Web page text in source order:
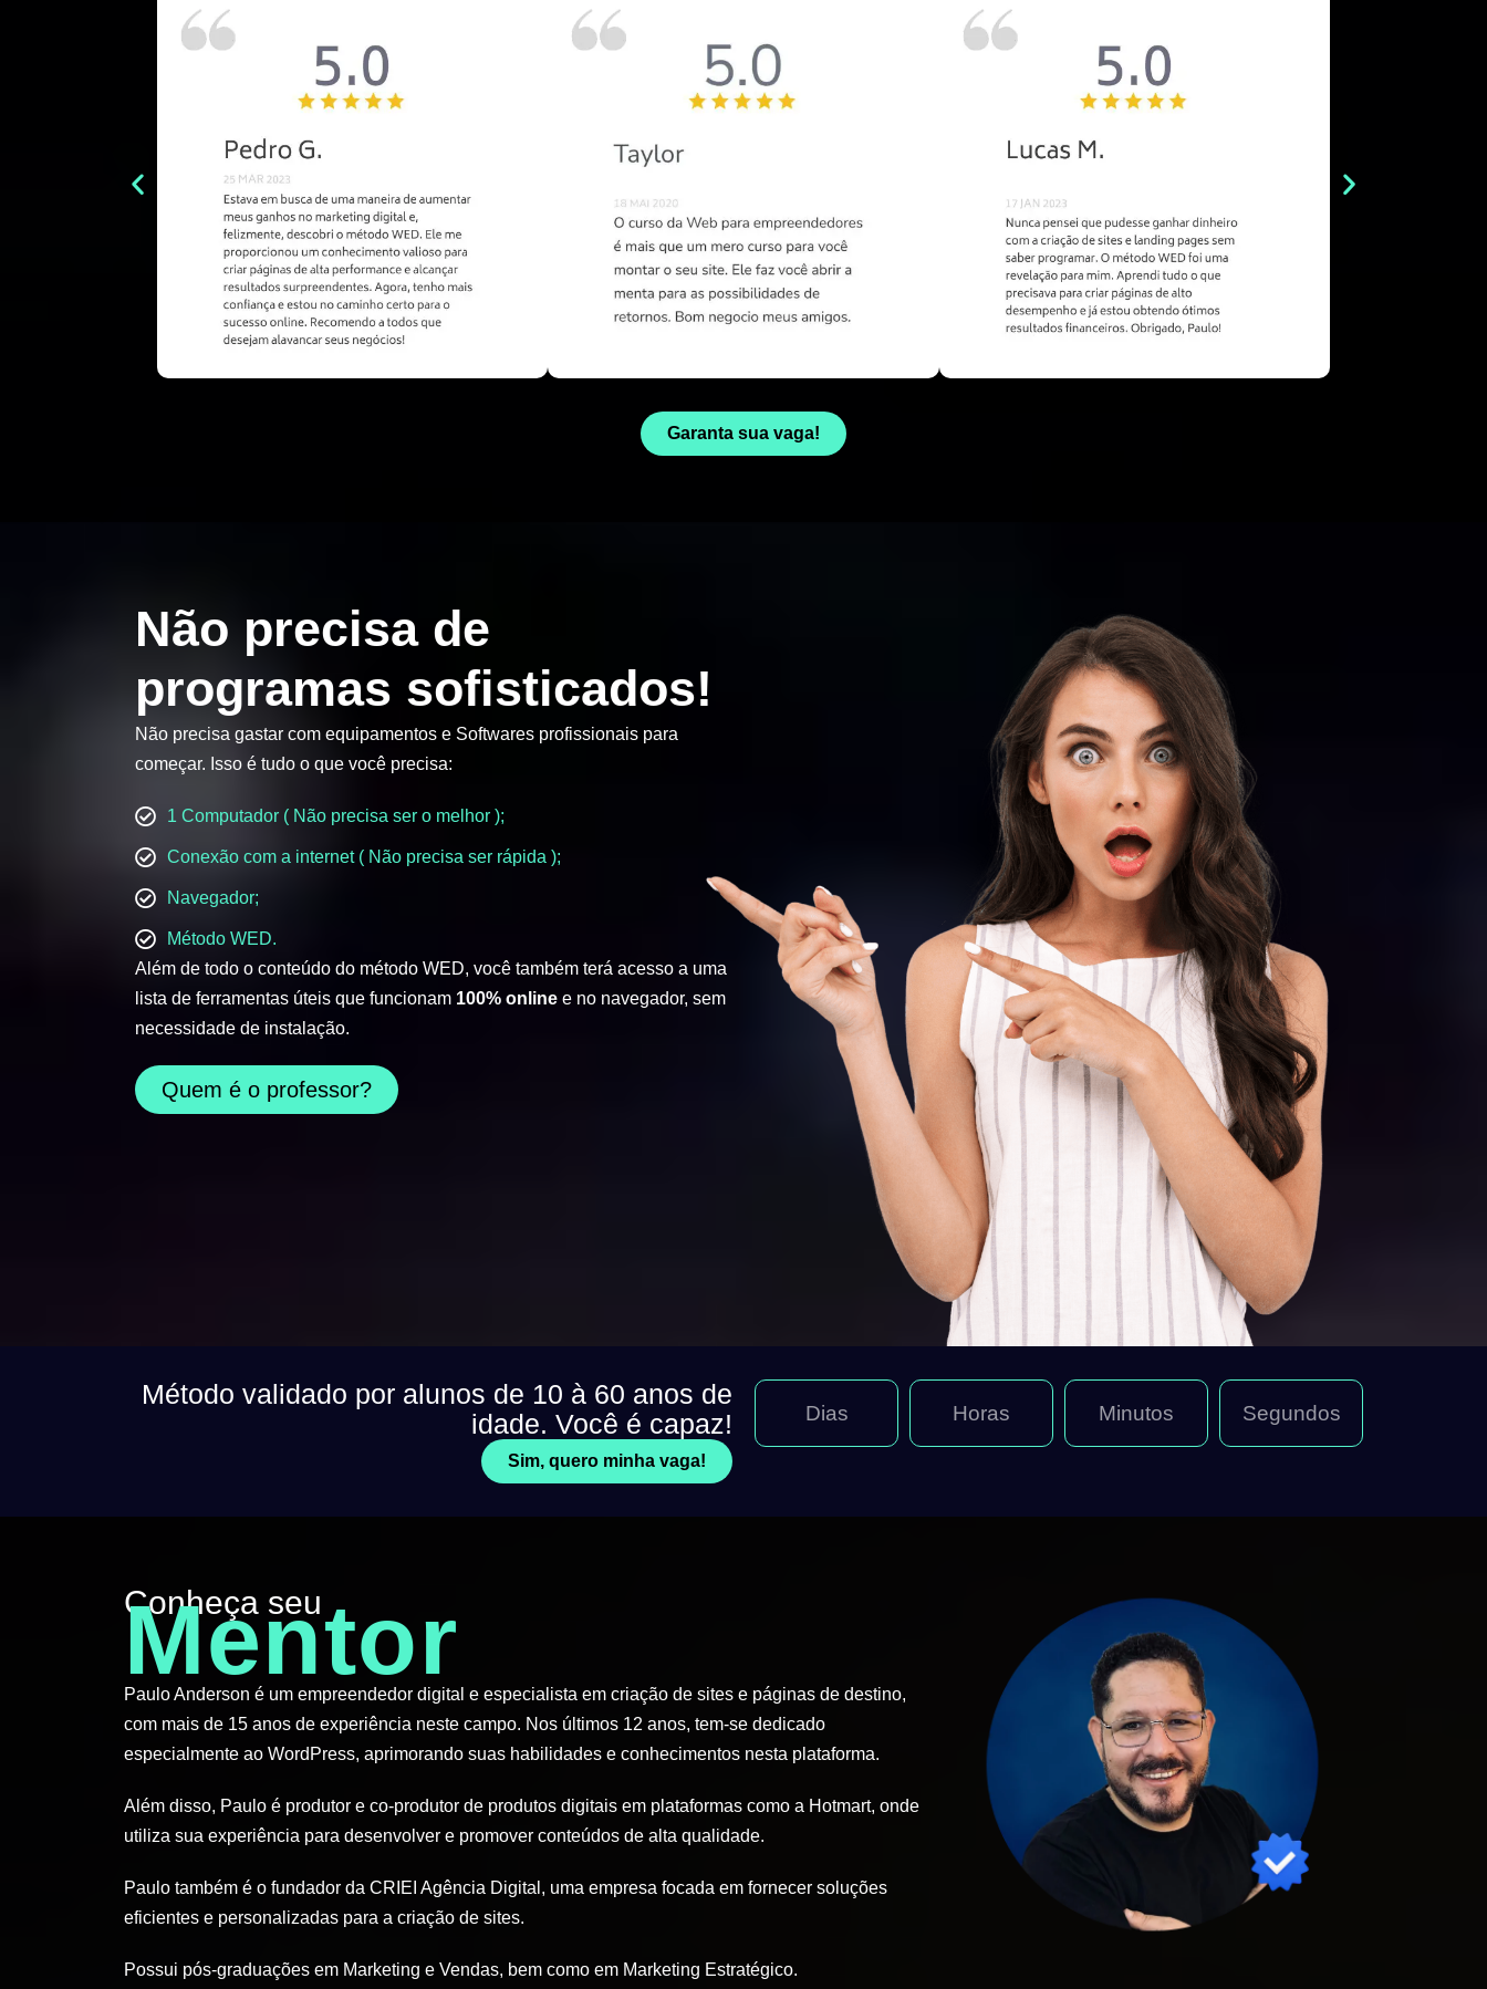
Garanta sua vaga!
Não precisa de
programas sofisticados!
Não precisa gastar com equipamentos e Softwares profissionais para
começar. Isso é tudo o que você precisa:
1 Computador ( Não precisa ser o melhor );
Conexão com a internet ( Não precisa ser rápida );
Navegador;
Método WED.
Além de todo o conteúdo do método WED, você também terá acesso a uma
lista de ferramentas úteis que funcionam 100% online e no navegador, sem
necessidade de instalação.
Quem é o professor?
Método validado por alunos de 10 à 60 anos de
idade. Você é capaz!
Sim, quero minha vaga!
Dias Horas Minutos Segundos
Conheça seu
Mentor
Paulo Anderson é um empreendedor digital e especialista em criação de sites e páginas de destino,
com mais de 15 anos de experiência neste campo. Nos últimos 12 anos, tem-se dedicado
especialmente ao WordPress, aprimorando suas habilidades e conhecimentos nesta plataforma.
Além disso, Paulo é produtor e co-produtor de produtos digitais em plataformas como a Hotmart, onde
utiliza sua experiência para desenvolver e promover conteúdos de alta qualidade.
Paulo também é o fundador da CRIEI Agência Digital, uma empresa focada em fornecer soluções
eficientes e personalizadas para a criação de sites.
Possui pós-graduações em Marketing e Vendas, bem como em Marketing Estratégico.